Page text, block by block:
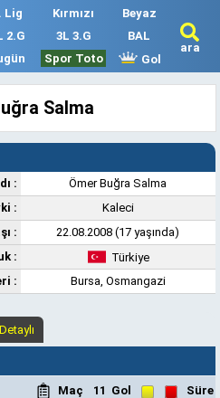
Lig Kırmızı
Beyaz
2.G 3L 3.G
BAL
Spor Toto Gol
ara
Salma
:
Ömer Buğra Salma
:
Kaleci
:
22.08.2008 (17 yaşında)
:
Türkiye
:
Bursa, Osmangazi
Detaylı
Maç 11 Gol
Süre